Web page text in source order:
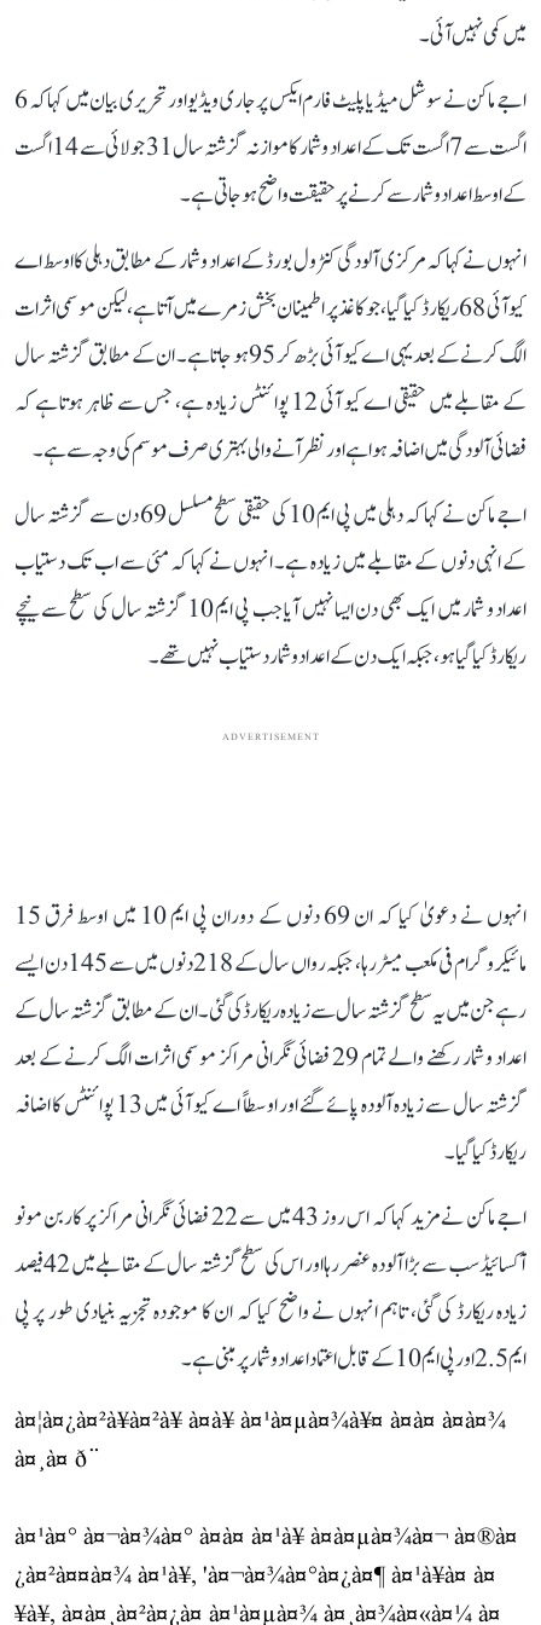
میں کمی نہیں آئی۔
اجے ماکن نے سوشل میڈیا پلیٹ فارم ایکس پر جاری ویڈیو اور تحریری بیان میں کہا کہ 6
اگست سے 7 اگست تک کے اعداد و شمار کا موازنہ گزشتہ سال 31 جولائی سے 14 اگست
کے اوسط اعداد و شمار سے کرنے پر حقیقت واضح ہو جاتی ہے۔
انہوں نے کہا کہ مرکزی آلودگی کنٹرول بورڈ کے اعداد و شمار کے مطابق دہلی کا اوسط اے
کیو آئی 68 ریکارڈ کیا گیا، جو کاغذ پر اطمینان بخش زمرے میں آتا ہے، لیکن موسمی اثرات
الگ کرنے کے بعد یہی اے کیو آئی بڑھ کر 95 ہو جاتا ہے۔ ان کے مطابق گزشتہ سال
کے مقابلے میں حقیقی اے کیو آئی 12 پوائنٹس زیادہ ہے، جس سے ظاہر ہوتا ہے کہ
فضائی آلودگی میں اضافہ ہوا ہے اور نظر آنے والی بہتری صرف موسم کی وجہ سے ہے۔
اجے ماکن نے کہا کہ دہلی میں پی ایم 10 کی حقیقی سطح مسلسل 69 دن سے گزشتہ سال
کے انہی دنوں کے مقابلے میں زیادہ ہے۔ انہوں نے کہا کہ مئی سے اب تک دستیاب
اعداد و شمار میں ایک بھی دن ایسا نہیں آیا جب پی ایم 10 گزشتہ سال کی سطح سے نیچے
ریکارڈ کیا گیا ہو، جبکہ ایک دن کے اعداد و شمار دستیاب نہیں تھے۔
ADVERTISEMENT
انہوں نے دعویٰ کیا کہ ان 69 دنوں کے دوران پی ایم 10 میں اوسط فرق 15
مائیکروگرام فی مکعب میٹر رہا، جبکہ رواں سال کے 218 دنوں میں سے 145 دن ایسے
رہے جن میں یہ سطح گزشتہ سال سے زیادہ ریکارڈ کی گئی۔ ان کے مطابق گزشتہ سال کے
اعداد و شمار رکھنے والے تمام 29 فضائی نگرانی مراکز موسمی اثرات الگ کرنے کے بعد
گزشتہ سال سے زیادہ آلودہ پائے گئے اور اوسطاً اے کیو آئی میں 13 پوائنٹس کا اضافہ
ریکارڈ کیا گیا۔
اجے ماکن نے مزید کہا کہ اس روز 43 میں سے 22 فضائی نگرانی مراکز پر کاربن مونو
آکسائیڈ سب سے بڑا آلودہ عنصر رہا اور اس کی سطح گزشتہ سال کے مقابلے میں 42 فیصد
زیادہ ریکارڈ کی گئی، تاہم انہوں نے واضح کیا کہ ان کا موجودہ تجزیہ بنیادی طور پر پی
ایم 2.5 اور پی ایم 10 کے قابل اعتماد اعداد و شمار پر مبنی ہے۔
à¤¦à¤¿à¤²à¥à¤²à¥ à¤à¥ à¤¹à¤µà¤¾à¥¤ à¤à¤ à¤à¤¾
à¤¸à¤ ð¨
à¤¹à¤° à¤¬à¤¾à¤° à¤à¤ à¤¹à¥ à¤à¤µà¤¾à¤¬ à¤®à¤
¿à¤²à¤¤à¤¾ à¤¹à¥, 'à¤¬à¤¾à¤°à¤¿à¤¶ à¤¹à¥à¤ à¤
¥à¥, à¤à¤¸à¤²à¤¿à¤ à¤¹à¤µà¤¾ à¤¸à¤¾à¤«à¤¼ à¤